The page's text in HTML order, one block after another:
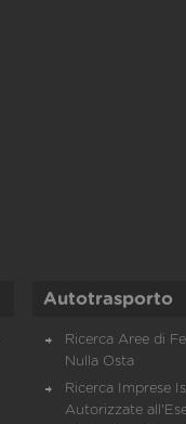
Autotrasporto
Ricerca Aree di
Nulla Osta
Ricerca Imprese
Autorizzate